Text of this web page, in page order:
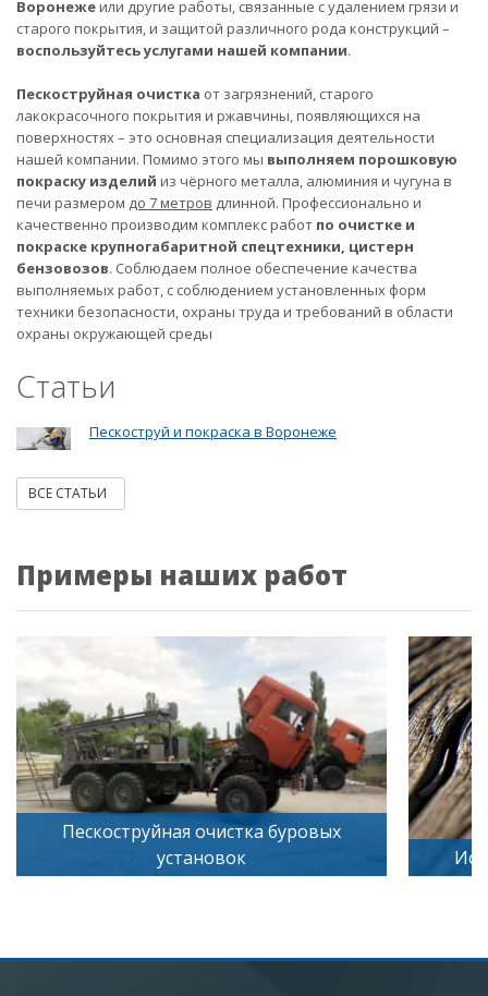
Воронежеили другие работы, связанные с удалением грязи и
старого покрытия, и защитой различного рода конструкций –
воспользуйтесь услугами нашей компании.
Пескоструйная очистка от загрязнений, старого
лакокрасочного покрытия и ржавчины, появляющихся на
поверхностях – это основная специализация деятельности
нашей компании. Помимо этого мы выполняем порошковую
покраску изделий из чёрного металла, алюминия и чугуна в
печи размером до 7 метров длинной. Профессионально и
качественно производим комплекс работ по очистке и
покраске крупногабаритной спецтехники, цистерн
бензовозов. Соблюдаем полное обеспечение качества
выполняемых работ, с соблюдением установленных форм
техники безопасности, охраны труда и требований в области
охраны окружающей среды
Статьи
Пескоструй и покраска в Воронеже
ВСЕ СТАТЬИ
Примеры наших работ
очистка буровых
Искусственное